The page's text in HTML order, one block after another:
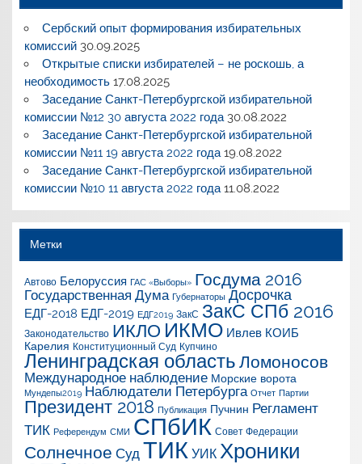
Сербский опыт формирования избирательных
комиссий 30.09.2025
Открытые списки избирателей – не роскошь, а
необходимость 17.08.2025
Заседание Санкт-Петербургской избирательной
комиссии №12 30 августа 2022 года 30.08.2022
Заседание Санкт-Петербургской избирательной
комиссии №11 19 августа 2022 года 19.08.2022
Заседание Санкт-Петербургской избирательной
комиссии №10 11 августа 2022 года 11.08.2022
Метки
Автово Белоруссия ГАС «Выборы» Госдума 2016
Государственная Дума Губернаторы Досрочка
ЕДГ-2018 ЕДГ-2019 ЕДГ2019 ЗакС ЗакС СПб 2016
Законодательство ИКЛО ИКМО Ивлев КОИБ
Карелия Конституционный Суд Купчино
Ленинградская область Ломоносов
Международное наблюдение Морские ворота
Мундепы2019 Наблюдатели Петербурга Отчет Партии
Президент 2018 Публикация Пучнин Регламент
ТИК Референдум СМИ СПбИК Совет Федерации
Солнечное Суд ТИК УИК Хроники